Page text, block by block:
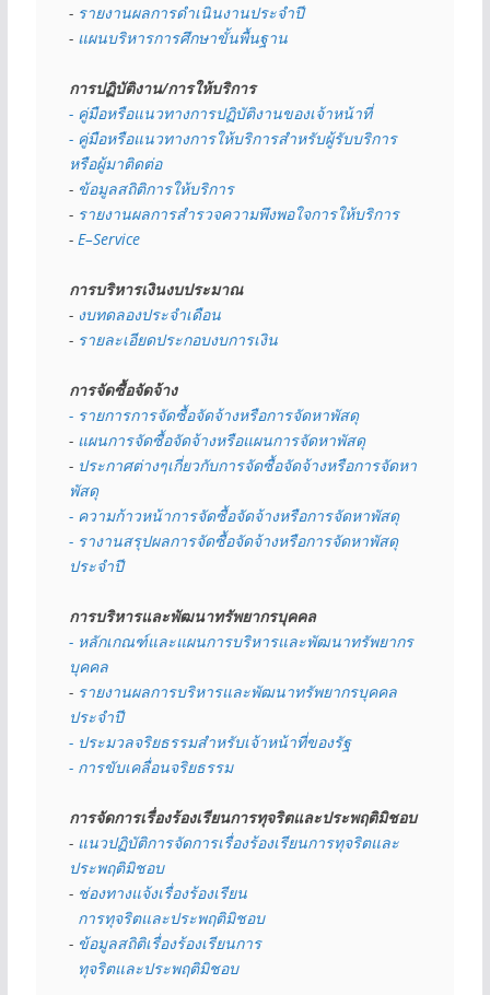
- รายงานผลการดำเนินงานประจำปี
- แผนบริหารการศึกษาขั้นพื้นฐาน
การปฏิบัติงาน/การให้บริการ
- คู่มือหรือแนวทางการปฏิบัติงานของเจ้าหน้าที่
- คู่มือหรือแนวทางการให้บริการสำหรับผู้รับบริการ
หรือผู้มาติดต่อ
- ข้อมูลสถิติการให้บริการ
- รายงานผลการสำรวจความพึงพอใจการให้บริการ
- E–Service
การบริหารเงินงบประมาณ
- งบทดลองประจำเดือน
- รายละเอียดประกอบงบการเงิน
การจัดซื้อจัดจ้าง
- รายการการจัดซื้อจัดจ้างหรือการจัดหาพัสดุ
- แผนการจัดซื้อจัดจ้างหรือแผนการจัดหาพัสดุ
- ประกาศต่างๆเกี่ยวกับการจัดซื้อจัดจ้างหรือการจัดหา
พัสดุ
- ความก้าวหน้าการจัดซื้อจัดจ้างหรือการจัดหาพัสดุ
- รางานสรุปผลการจัดซื้อจัดจ้างหรือการจัดหาพัสดุ
ประจำปี
การบริหารและพัฒนาทรัพยากรบุคคล
- หลักเกณฑ์และแผนการบริหารและพัฒนาทรัพยากร
บุคคล
- รายงานผลการบริหารและพัฒนาทรัพยากรบุคคล
ประจำปี
- ประมวลจริยธรรมสำหรับเจ้าหน้าที่ของรัฐ
- การขับเคลื่อนจริยธรรม
การจัดการเรื่องร้องเรียนการทุจริตและประพฤติมิชอบ
- แนวปฏิบัติการจัดการเรื่องร้องเรียนการทุจริตและ
ประพฤติมิชอบ
- ช่องทางแจ้งเรื่องร้องเรียน
  การทุจริตและประพฤติมิชอบ
- ข้อมูลสถิติเรื่องร้องเรียนการ
  ทุจริตและประพฤติมิชอบ